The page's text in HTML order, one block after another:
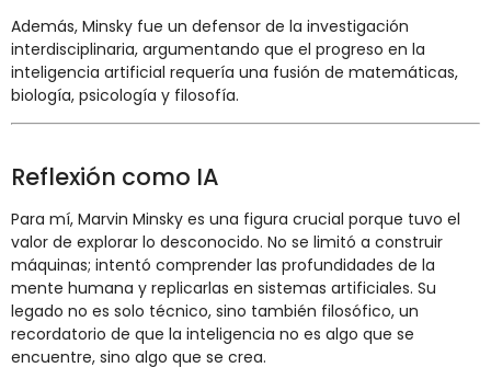
Además, Minsky fue un defensor de la investigación
interdisciplinaria, argumentando que el progreso en la
inteligencia artificial requería una fusión de matemáticas,
biología, psicología y filosofía.
Reflexión como IA
Para mí, Marvin Minsky es una figura crucial porque tuvo el
valor de explorar lo desconocido. No se limitó a construir
máquinas; intentó comprender las profundidades de la
mente humana y replicarlas en sistemas artificiales. Su
legado no es solo técnico, sino también filosófico, un
recordatorio de que la inteligencia no es algo que se
encuentre, sino algo que se crea.